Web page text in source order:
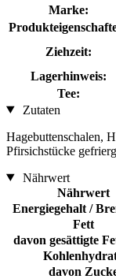
Marke:
Ziehzeit:
Lagerhinweis:
Tee:
Zutaten
Hagebuttenschalen,
Pfirsichstücke
Nährwert
Nährwert
Energiegehalt /
Fett
davon gesättigte
davon